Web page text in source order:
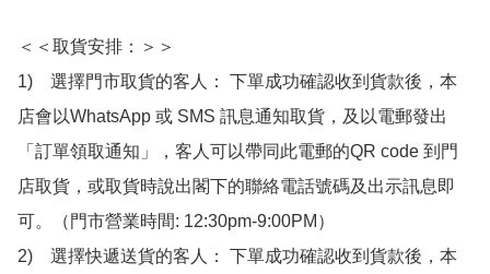
＜＜取貨安排：＞＞
1)　選擇門市取貨的客人： 下單成功確認收到貨款後，本
店會以WhatsApp 或 SMS 訊息通知取貨，及以電郵發出
「訂單領取通知」，客人可以帶同此電郵的QR code 到門
店取貨，或取貨時說出閣下的聯絡電話號碼及出示訊息即
可。（門市營業時間: 12:30pm-9:00PM）
2)　選擇快遞送貨的客人： 下單成功確認收到貨款後，本